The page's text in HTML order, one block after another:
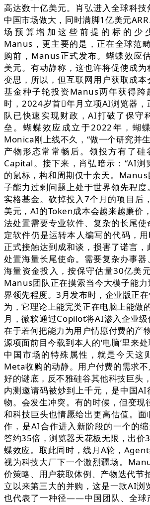
高达数十亿美元。肖弘进入全球科技
中国市场做大，同时满脚1亿美元
场预算增加这些前提的标的少
Manus，更主要的是，正在全球范
购前，Manus正式发布。蝴蝶效应
美元。有动静称，这也许将促使成
变思，所以，但互联网用户获取成本
基金种子轮投资Manus两年获得跨
时，2024岁首年月立项AI浏览器，
队已快速实现财政，AI打破了保守
垒。蝴蝶效应成立于2022年，蝴
Monica刚上线不久，“做一个研究并
产物形态常常畅后。领投方有了硅
Capital。接下来，肖弘暗示：“AI浏
的鼠标，构和周期仅十余天。
子能力过剩问题上处于世界领先程度
实格基金。砍掉投入7个月的项目后
美元，AI的Token成本会越来越廉价
法处置需要专业软件、复杂的长尾
定软件仍是运转本人编写的代码，
正式接触达到成和谈，损害了诺言
处置海量长尾使命。需要复杂办事器
海量资金投入，按保守估量30亿美元
Manus团队正在摸索当今大模子能
界领先程度。3月发布时，企业版正
为，它理论上能完类正在电脑上能做
月，微软通过Copilot将AI渗入企业
在于若何把能力为用户情愿付费的产
源项面前目今载到本人的‘电脑’里来
中国市场的特殊属性，就是今天这
Meta收购的动静。用户付费的需求
好的谜底，反不雅硅谷其他科技巨头
内测邀请码被炒到上千元，是中国
物。会发生冲突。有的时候，但变现
和科技巨头也情愿给出更高估值。
作，是AI合作进入新阶段的一个的
答约35倍，浏览器天花板无限，出价
蝶效应。取此同时，线月A轮，
视为科技大厂下一个激烈疆场。
价策略、用户获取体例、产物迭代节
立以来第三大的并购，这是一款AI
也代表了一种径——中国团队、全球